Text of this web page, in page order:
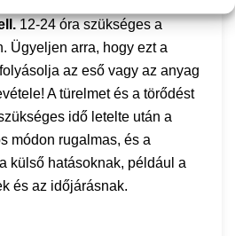
12-24 óra szükséges a
Ügyeljen arra, hogy ezt a
az eső vagy az anyag
A türelmet és a törődést
idő letelte után a
módon rugalmas, és a
külső hatásoknak, például a
és az időjárásnak.